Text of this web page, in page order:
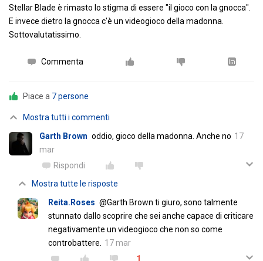
Stellar Blade è rimasto lo stigma di essere "il gioco con la gnocca".
E invece dietro la gnocca c'è un videogioco della madonna.
Sottovalutatissimo.
Commenta
Piace a 7 persone
Mostra tutti i commenti
Garth Brown oddio, gioco della madonna. Anche no 17
mar
Rispondi
Mostra tutte le risposte
Reita.Roses @Garth Brown ti giuro, sono talmente
stunnato dallo scoprire che sei anche capace di criticare
negativamente un videogioco che non so come
controbattere.
17 mar
1